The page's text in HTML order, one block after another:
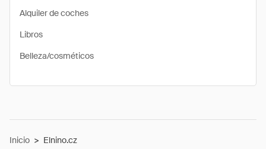
Alquiler de coches
Libros
Belleza/cosméticos
Inicio > Elnino.cz